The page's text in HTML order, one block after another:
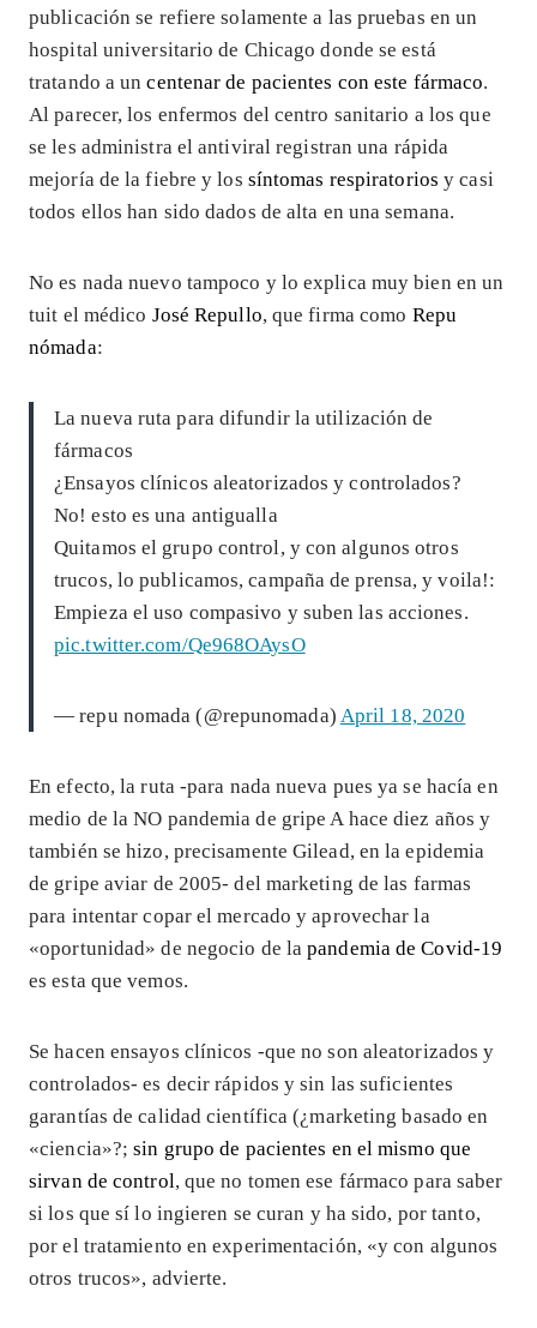
publicación se refiere solamente a las pruebas en un
hospital universitario de Chicago donde se está
tratando a uncentenar de pacientes con este fármaco.
Al parecer, los enfermos del centro sanitario a los que
se les administra el antiviral registran una rápida
mejoría de la fiebre y los síntomas respiratorios y casi
todos ellos han sido dados de alta en una semana.
No es nada nuevo tampoco y lo explica muy bien en un
tuit el médico José Repullo, que firma como Repu
nómada:
La nueva ruta para difundir la utilización de
fármacos
¿Ensayos clínicos aleatorizados y controlados?
No! esto es una antigualla
Quitamos el grupo control, y con algunos otros
trucos, lo publicamos, campaña de prensa, y voila!:
Empieza el uso compasivo y suben las acciones.
pic.twitter.com/Qe968OAysO
— repu nomada (@repunomada) April 18, 2020
En efecto, la ruta -para nada nueva pues ya se hacía en
medio de la NO pandemia de gripe A hace diez años y
también se hizo, precisamente Gilead, en la epidemia
de gripe aviar de 2005- del marketing de las farmas
para intentar copar el mercado y aprovechar la
«oportunidad» de negocio de lapandemia de Covid-19
es esta que vemos.
Se hacen ensayos clínicos -que no son aleatorizados y
controlados- es decir rápidos y sin las suficientes
garantías de calidad científica (¿marketing basado en
«ciencia»?;sin grupo de pacientes en el mismo que
sirvan de control, que no tomen ese fármaco para saber
si los que sí lo ingieren se curan y ha sido, por tanto,
por el tratamiento en experimentación, «y con algunos
otros trucos», advierte.